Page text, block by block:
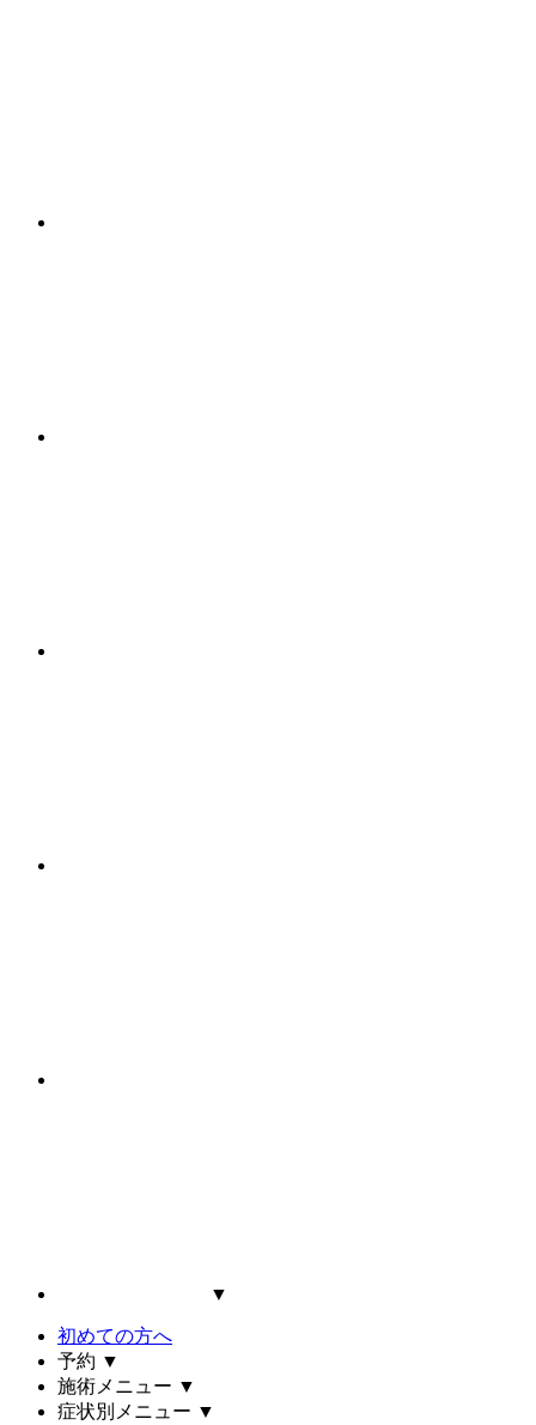
▼
初めての方へ
予約 ▼
施術メニュー ▼
症状別メニュー ▼